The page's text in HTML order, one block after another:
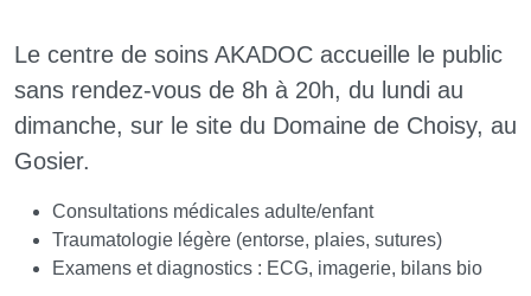
Le centre de soins AKADOC accueille le public
sans rendez-vous de 8h à 20h, du lundi au
dimanche, sur le site du Domaine de Choisy, au
Gosier.
Consultations médicales adulte/enfant
Traumatologie légère (entorse, plaies, sutures)
Examens et diagnostics : ECG, imagerie, bilans bio